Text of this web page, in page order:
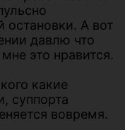
остановки. А вот
давлю что
это нравится.
какие
суппорта
вовремя.